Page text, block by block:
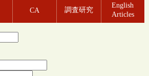
CA 調査研究
English
Articles